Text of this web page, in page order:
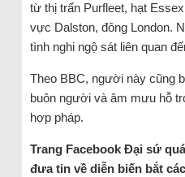
từ thị trấn Purfleet, hạt
vực Dalston, đông London.
tình nghi ngộ sát liên quan
Theo BBC, người này cũng
buôn người và âm mưu hỗ
hợp pháp.
Trang Facebook Đại sứ
đưa tin về diễn biến bắt